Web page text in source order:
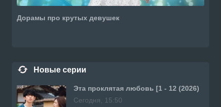
Дорамы про крутых девушек
Новые серии
Эта проклятая любовь [1 - 12 (2026)
Сегодня, 15:50